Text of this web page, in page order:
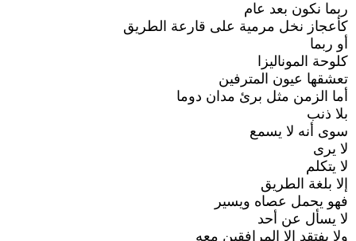
ربما نكون بعد عام
كأعجاز نخل مرمية على قارعة الطريق
أو ربما
كلوحة الموناليزا
تعشقها عيون المترفين
أما الزمن مثل برئ مدان دوما
بلا ذنب
سوى أنه لا يسمع
لا يرى
لا يتكلم
إلا بلغة الطريق
فهو يحمل عصاه ويسير
لا يسأل عن أحد
ولا يفتقد إلا المرافقين معه